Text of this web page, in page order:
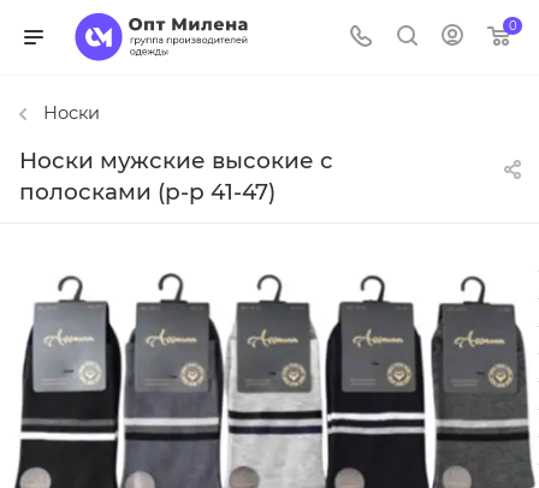
0
Носки
Носки мужские высокие с
полосками (р-р 41-47)